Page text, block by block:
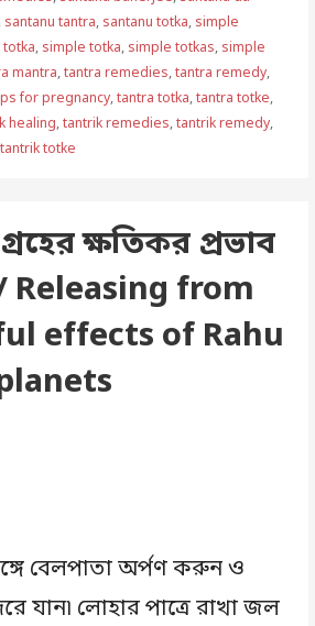
santanu tantra, santanu totka, simple
, simple totka, simple totkas, simple
mantra,tantra remedies,tantra remedy,
for pregnancy,tantra totka,tantra totke,
healing,tantrik remedies,tantrik remedy,
tantrik totke
ক্ষতিকর প্রভাব
Releasing from
effects of Rahu
বেলপাতা অর্পণ করুন ও
যান৷ লোহার পাত্রে রাখা জল